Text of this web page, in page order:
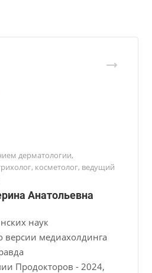
дерматологии,
косметолог, ведущий
Анатольевна
наук
версии медиахолдинга
Продокторов - 2024,